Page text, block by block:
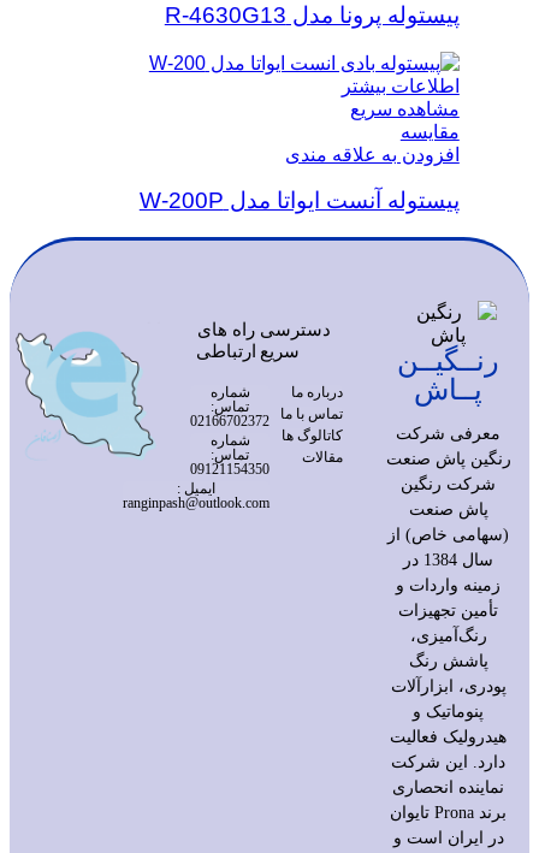
پیستوله پرونا مدل R-4630G13
اطلاعات بیشتر
مشاهده سریع
مقایسه
افزودن به علاقه مندی
پیستوله آنست ایواتا مدل W-200P
رنــگیــن
پــاش
معرفی شرکت
رنگین پاش صنعت
شرکت رنگین
پاش صنعت
(سهامی خاص) از
سال 1384 در
زمینه واردات و
تأمین تجهیزات
رنگ‌آمیزی،
پاشش رنگ
پودری، ابزارآلات
پنوماتیک و
هیدرولیک فعالیت
دارد. این شرکت
نماینده انحصاری
برند Prona تایوان
در ایران است و
دسترسی
سریع
درباره ما
تماس با ما
کاتالوگ ها
مقالات
راه های
ارتباطی
شماره
تماس:
02166702372
شماره
تماس:
09121154350
ایمیل :
ranginpash@outlook.com